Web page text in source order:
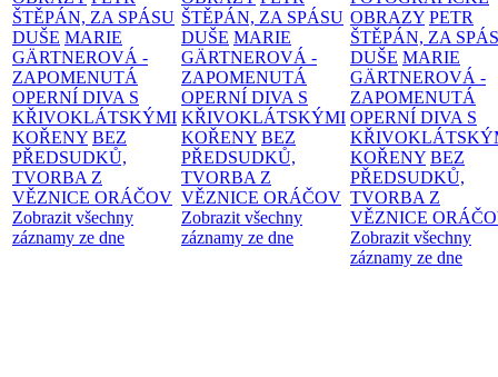
ŠTĚPÁN, ZA SPÁSU
DUŠE MARIE
GÄRTNEROVÁ -
ZAPOMENUTÁ
OPERNÍ DIVA S
KŘIVOKLÁTSKÝMI
KOŘENY BEZ
PŘEDSUDKŮ,
TVORBA Z
VĚZNICE ORÁČOV
Zobrazit všechny
záznamy ze dne
ŠTĚPÁN, ZA SPÁSU
DUŠE MARIE
GÄRTNEROVÁ -
ZAPOMENUTÁ
OPERNÍ DIVA S
KŘIVOKLÁTSKÝMI
KOŘENY BEZ
PŘEDSUDKŮ,
TVORBA Z
VĚZNICE ORÁČOV
Zobrazit všechny
záznamy ze dne
OBRAZY PETR
ŠTĚPÁN, ZA
DUŠE MARIE
GÄRTNEROVÁ -
ZAPOMENUTÁ
OPERNÍ DIVA S
KOŘENY BEZ
PŘEDSUDKŮ,
TVORBA Z
VĚZNICE
Zobrazit všechny
záznamy ze dne